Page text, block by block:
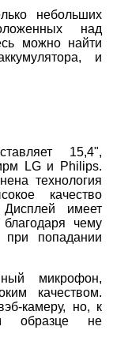
небольших
над
можно найти
и
15,4",
LG и Philips.
технология
качество
имеет
чему
при попадании
микрофон,
качеством.
камеру, но, к
образце не